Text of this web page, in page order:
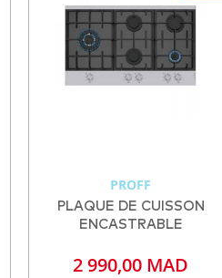
PROFF
PLAQUE DE CUISSON
ENCASTRABLE
2 990,00 MAD